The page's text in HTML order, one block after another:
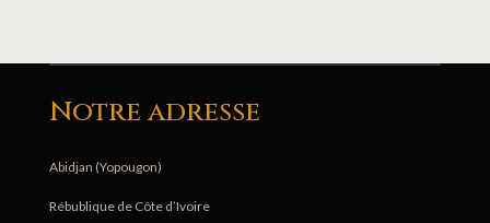
Notre adresse
Abidjan (Yopougon)
Rébublique de Côte d’Ivoire